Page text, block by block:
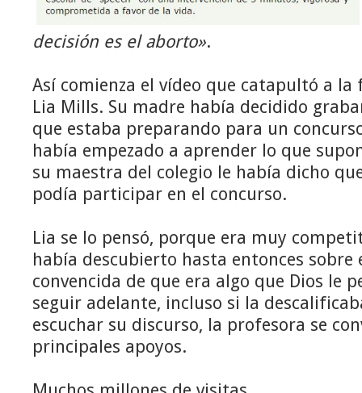
decisión es el aborto».
Así comienza el vídeo que catapultó a la
Lia Mills. Su madre había decidido
que estaba preparando para un
había empezado a aprender lo que
su maestra del colegio le había dicho
podía participar en el concurso.
Lia se lo pensó, porque era muy
había descubierto hasta entonces sobre
convencida de que era algo que Dios le
seguir adelante, incluso si la
escuchar su discurso, la profesora se
principales apoyos.